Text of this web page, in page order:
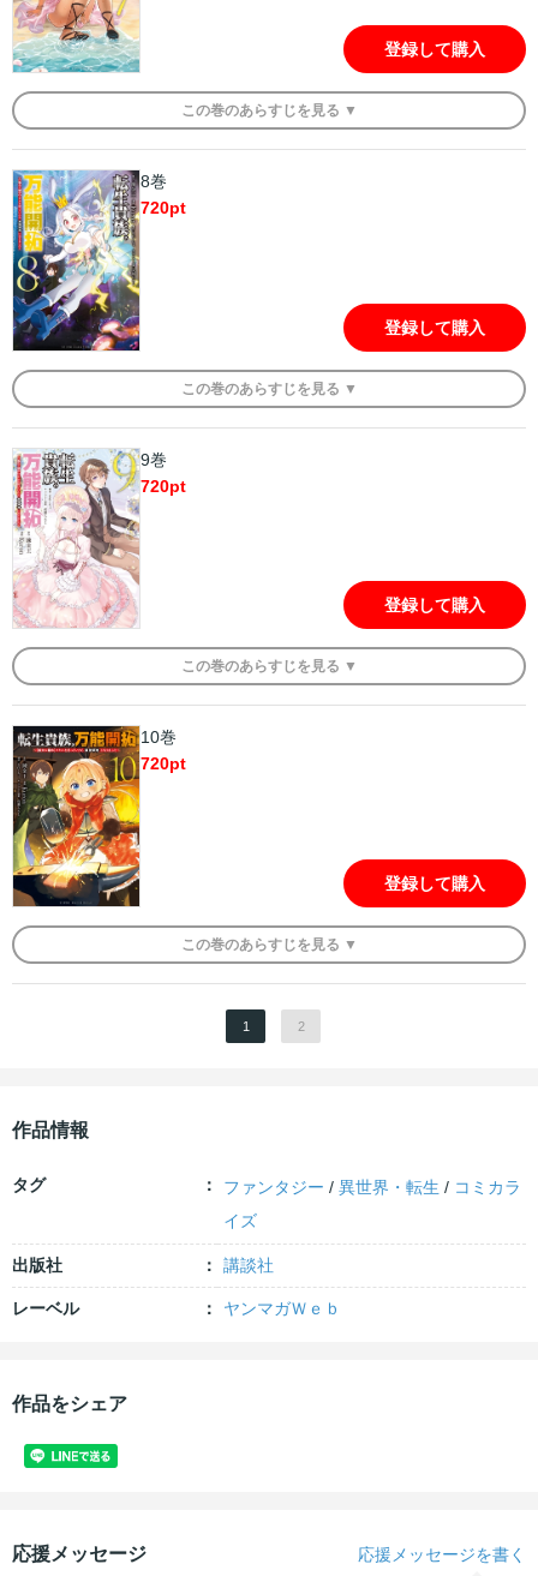
登録して購入
この巻のあらすじを 見る ▼
8巻
720pt
登録して購入
この巻のあらすじを 見る ▼
9巻
720pt
登録して購入
この巻のあらすじを 見る ▼
10巻
720pt
登録して購入
この巻のあらすじを 見る ▼
1 2
作品情報
タグ ファンタジー /異世界・転生 / コミカラ
イズ
出版社 講談社
レーベル ヤンマガＷｅｂ
作品をシェア
応援メッセージ 応援メッセージを書く